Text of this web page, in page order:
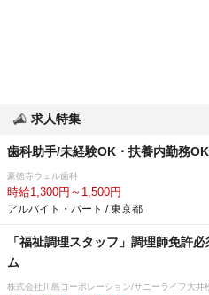
求人特集
歯科助手/未経験OK・扶養内勤務OK
豪徳寺ウェル歯科
時給1,300円～1,500円
アルバイト・パート / 東京都
「福祉調理スタッフ」調理師免許
ム
株式会社川島コーポレーション/サニーライフ大井